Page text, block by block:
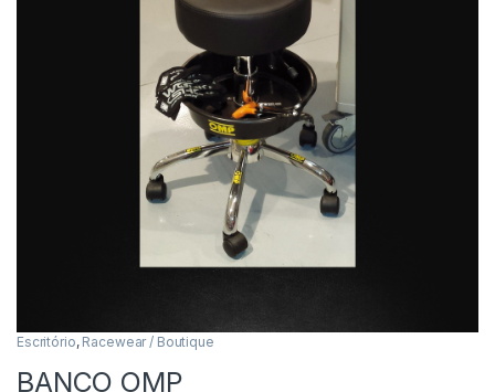
Escritório, Racewear / Boutique
BANCO OMP